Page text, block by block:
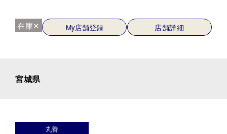
在庫✕ My店舗登録 店舗詳細
宮城県
丸善